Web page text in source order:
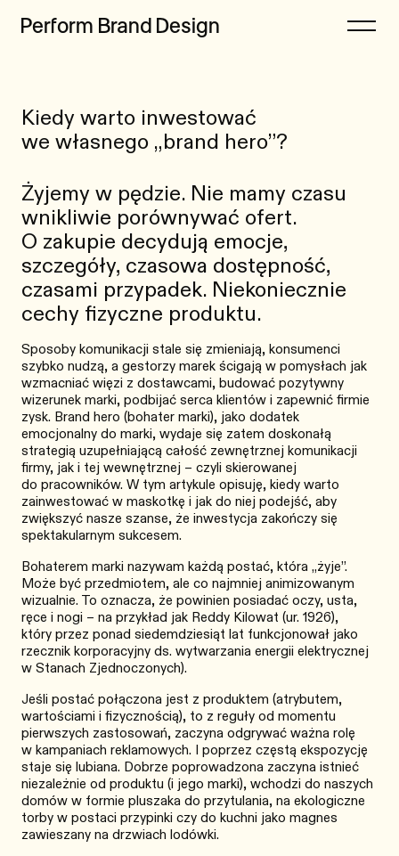
Perform Brand Design
Projekty
Refleksje
Freebie
Proces
Sklep
Kontakt
Wszystkie kategorie
Branding
Case study
Człowiek
Design
Know-how
Narzędzia
Strategia marki
Trendy
Kiedy warto inwestować
we własnego „brand hero”?
Żyjemy w pędzie. Nie mamy czasu
wnikliwie porównywać ofert.
O zakupie decydują emocje,
szczegóły, czasowa dostępność,
czasami przypadek. Niekoniecznie
cechy fizyczne produktu.
Sposoby komunikacji stale się zmieniają, konsumenci
szybko nudzą, a gestorzy marek ścigają w pomysłach jak
wzmacniać więzi z dostawcami, budować pozytywny
wizerunek marki, podbijać serca klientów i zapewnić firmie
zysk. Brand hero (bohater marki), jako dodatek
emocjonalny do marki, wydaje się zatem doskonałą
strategią uzupełniającą całość zewnętrznej komunikacji
firmy, jak i tej wewnętrznej – czyli skierowanej
do pracowników. W tym artykule opisuję, kiedy warto
zainwestować w maskotkę i jak do niej podejść, aby
zwiększyć nasze szanse, że inwestycja zakończy się
spektakularnym sukcesem.
Bohaterem marki nazywam każdą postać, która „żyje”.
Może być przedmiotem, ale co najmniej animizowanym
wizualnie. To oznacza, że powinien posiadać oczy, usta,
ręce i nogi – na przykład jak Reddy Kilowat (ur. 1926),
który przez ponad siedemdziesiąt lat funkcjonował jako
rzecznik korporacyjny ds. wytwarzania energii elektrycznej
w Stanach Zjednoczonych).
Jeśli postać połączona jest z produktem (atrybutem,
wartościami i fizycznością), to z reguły od momentu
pierwszych zastosowań, zaczyna odgrywać ważna rolę
w kampaniach reklamowych. I poprzez częstą ekspozycję
staje się lubiana. Dobrze poprowadzona zaczyna istnieć
niezależnie od produktu (i jego marki), wchodzi do naszych
domów w formie pluszaka do przytulania, na ekologiczne
torby w postaci przypinki czy do kuchni jako magnes
zawieszany na drzwiach lodówki.